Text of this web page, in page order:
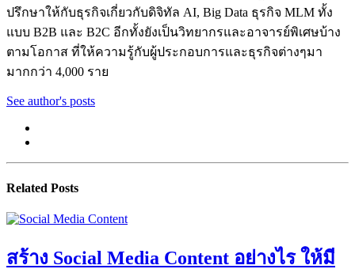
ปรึกษาให้กับธุรกิจเกี่ยวกับดิจิทัล AI, Big Data ธุรกิจ MLM ทั้ง
แบบ B2B และ B2C อีกทั้งยังเป็นวิทยากรและอาจารย์พิเศษบ้าง
ตามโอกาส ที่ให้ความรู้กับผู้ประกอบการและธุรกิจต่างๆมา
มากกว่า 4,000 ราย
See author's posts
Related Posts
สร้าง Social Media Content อย่างไร ให้มี